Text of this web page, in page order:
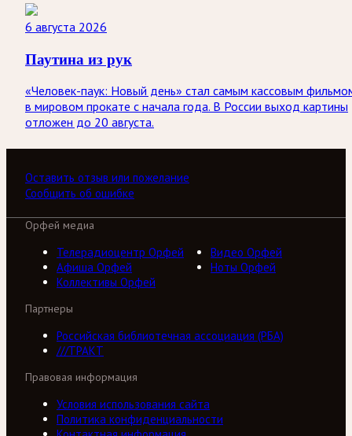
6 августа 2026
Паутина из рук
«Человек-паук: Новый день» стал самым кассовым
в мировом прокате с начала года. В России выход картины
отложен до 20 августа.
Оставить отзыв или пожелание
Сообщить об ошибке
Орфей медиа
Телерадиоцентр Орфей
Видео Орфей
Афиша Орфей
Ноты Орфей
Коллективы Орфей
Партнеры
Российская библиотечная ассоциация (РБА)
///ТРАКТ
Правовая информация
Условия использования сайта
Политика конфиденциальности